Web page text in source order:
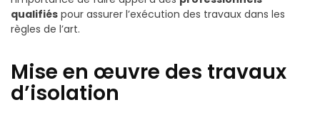
qualifiés pour assurer l’exécution des travaux dans les
règles de l’art.
Mise en œuvre des travaux
d’isolation